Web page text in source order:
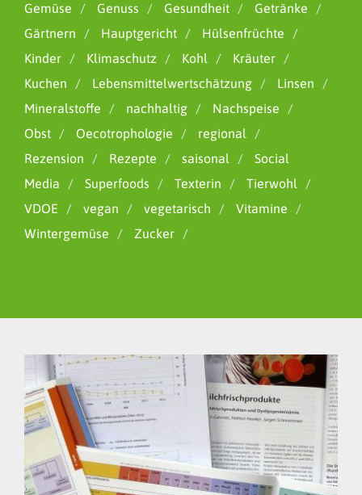
Gemüse Genuss Gesundheit
Getränke
Gärtnern
Hauptgericht
Hülsenfrüchte
Kinder
Klimaschutz Kohl
Kräuter
Kuchen
Lebensmittelwertschätzung
Linsen
Mineralstoffe
nachhaltig
Nachspeise
Obst
Oecotrophologie
regional
Rezension
Rezepte saisonal
Social
Media
Superfoods Texterin
Tierwohl
VDOE
vegan vegetarisch
Vitamine
Wintergemüse
Zucker